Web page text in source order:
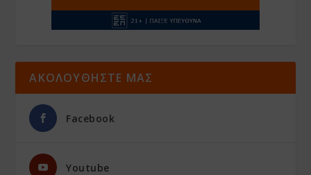
ΑΚΟΛΟΥΘΗΣΤΕ ΜΑΣ
Facebook
Youtube